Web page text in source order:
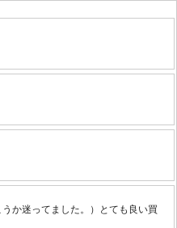
か迷ってました。）とても良い買